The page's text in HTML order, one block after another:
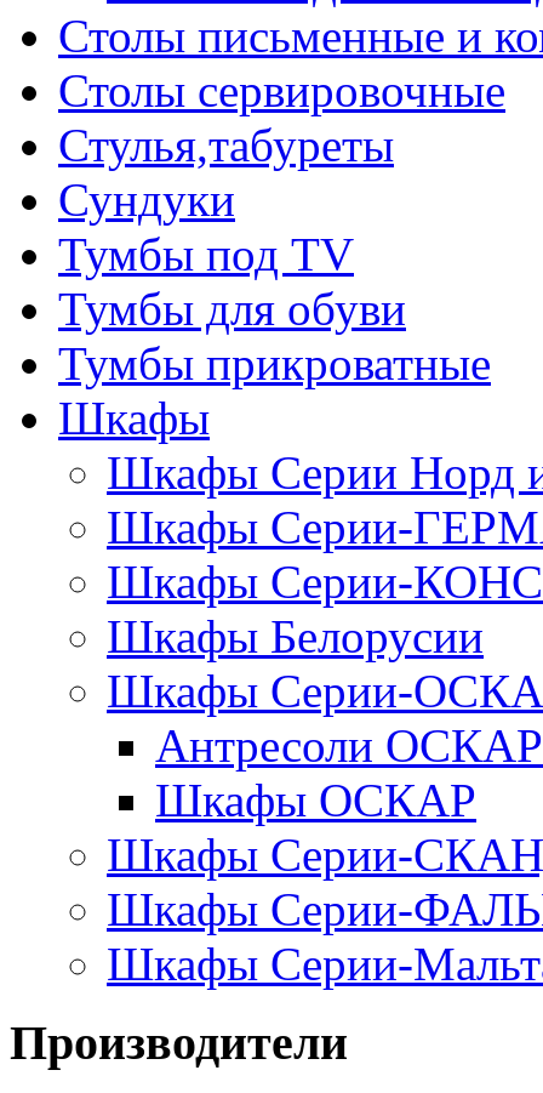
Столы письменные и
Столы сервировочные
Стулья,табуреты
Сундуки
Тумбы под TV
Тумбы для обуви
Тумбы прикроватные
Шкафы
Шкафы Серии
Шкафы Серии-
Шкафы Серии-
Шкафы Белорусии
Шкафы Серии-
Антресоли ОСКАР
Шкафы ОСКАР
Шкафы Серии-
Шкафы Серии-
Шкафы Серии-
Производители